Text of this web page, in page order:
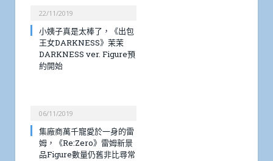
22/11/2019
小姨子真是太棒了，《出包
王女DARKNESS》茉茉
DARKNESS ver. Figure預
約開始
06/11/2019
集廠商萬千寵愛於一身的雷
姆，《Re:Zero》雷姆新景
品Figure數量仍舊非比尋常